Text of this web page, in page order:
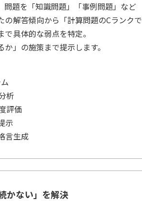
問題を「知識問題」「事例問題」など
の解答傾向から「計算問題のCランクで
具体的な弱点を特定。
」の施策まで提示します。
析
評価
示
言生成
かない」を解決